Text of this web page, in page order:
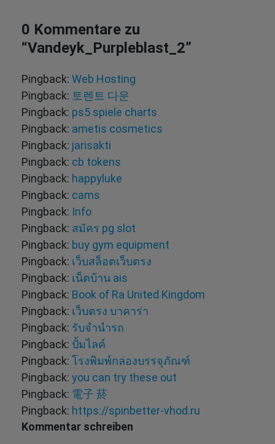
0 Kommentare zu
“Vandeyk_Purpleblast_2”
Pingback: Web Hosting
Pingback: 토렌트 다운
Pingback: ps5 spiele charts
Pingback: ametis cosmetics
Pingback: jarisakti
Pingback: cb tokens
Pingback: happyluke
Pingback: cams
Pingback: Info
Pingback: สมัคร pg slot
Pingback: buy gym equipment
Pingback: เว็บสล็อตเว็บตรง
Pingback: เน็ตบ้าน ais
Pingback: Book of Ra United Kingdom
Pingback: เว็บตรง บาคาร่า
Pingback: รับจำนำรถ
Pingback: ปั้มไลค์
Pingback: โรงพิมพ์กล่องบรรจุภัณฑ์
Pingback: you can try these out
Pingback: 電子 菸
Pingback: https://spinbetter-vhod.ru
Kommentar schreiben